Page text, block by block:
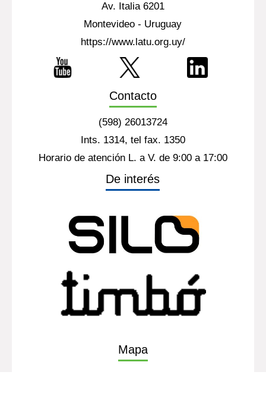
Av. Italia 6201
Montevideo - Uruguay
https://www.latu.org.uy/
Contacto
(598) 26013724
Ints. 1314, tel fax. 1350
Horario de atención L. a V. de 9:00 a 17:00
De interés
Mapa